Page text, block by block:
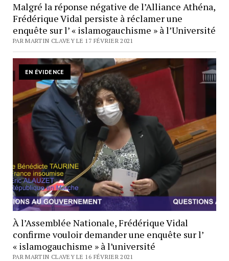
Malgré la réponse négative de l’Alliance Athéna,
Frédérique Vidal persiste à réclamer une
enquête sur l’ « islamogauchisme » à l’Université
PAR MARTIN CLAVEY LE 17 FÉVRIER 2021
EN ÉVIDENCE
À l’Assemblée Nationale, Frédérique Vidal
confirme vouloir demander une enquête sur l’
« islamogauchisme » à l’université
PAR MARTIN CLAVEY LE 16 FÉVRIER 2021